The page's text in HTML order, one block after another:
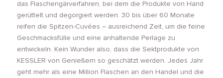
das Flaschengärverfahren, bei dem die Produkte von Hand
gerüttelt und degorgiert werden. 30 bis über 60 Monate
reifen die Spitzen-Cuvées – ausreichend Zeit, um die feine
Geschmacksfülle und eine anhaltende Perlage zu
entwickeln. Kein Wunder also, dass die Sektprodukte von
KESSLER von Genießern so geschätzt werden. Jedes Jahr
geht mehr als eine Million Flaschen an den Handel und die